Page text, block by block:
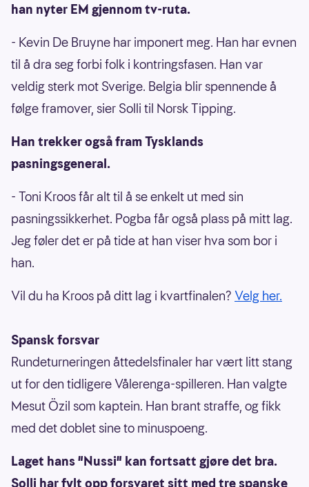
han nyter EM gjennom tv-ruta.
- Kevin De Bruyne har imponert meg. Han har evnen
til å dra seg forbi folk i kontringsfasen. Han var
veldig sterk mot Sverige. Belgia blir spennende å
følge framover, sier Solli til Norsk Tipping.
Han trekker også fram Tysklands
pasningsgeneral.
- Toni Kroos får alt til å se enkelt ut med sin
pasningssikkerhet. Pogba får også plass på mitt lag.
Jeg føler det er på tide at han viser hva som bor i
han.
Vil du ha Kroos på ditt lag i kvartfinalen? Velg her.
Spansk forsvar
Rundeturneringen åttedelsfinaler har vært litt stang
ut for den tidligere Vålerenga-spilleren. Han valgte
Mesut Özil som kaptein. Han brant straffe, og fikk
med det doblet sine to minuspoeng.
Laget hans "Nussi" kan fortsatt gjøre det bra.
Solli har fylt opp forsvaret sitt med tre spanske